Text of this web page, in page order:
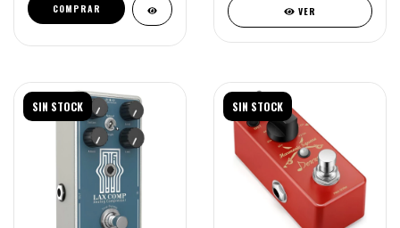
COMPRAR VER
SIN STOCK SIN STOCK